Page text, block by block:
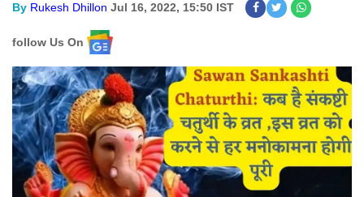
By Rukesh Dhillon Jul 16, 2022, 15:50 IST
follow Us On